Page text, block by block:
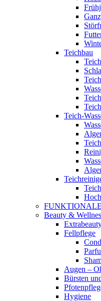
Teichbau
Teich-
Beauty &
Fellpflege
Augen –
Bürsten
Hygiene